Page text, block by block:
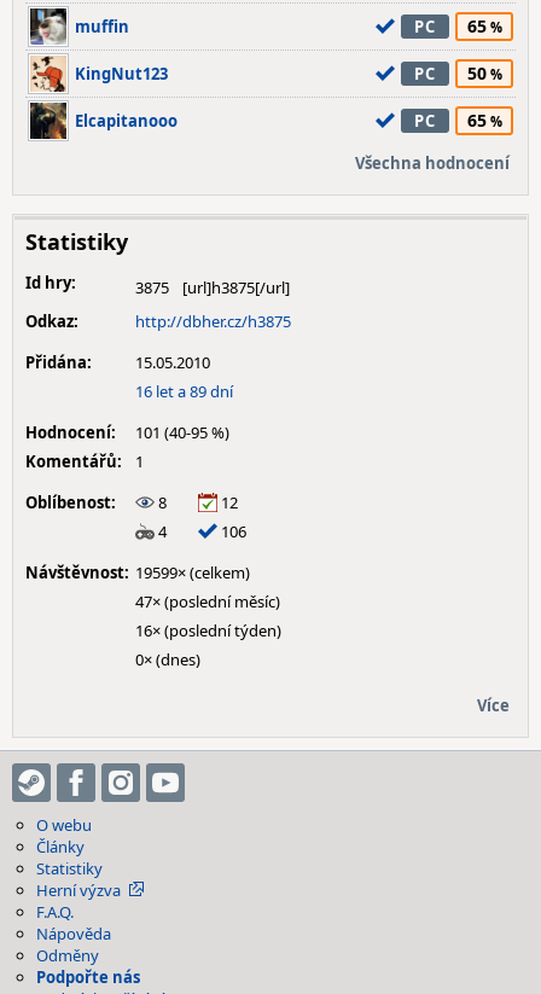
muffin PC 65
KingNut123 PC 50
Elcapitanooo PC 65
Všechna hodnocení
Statistiky
Id hry:
3875
Odkaz:
http://dbher.cz/h3875
Přidána:
15.05.2010
16 let a 89 dní
Hodnocení:
101 (40-95 %)
Komentářů:
1
Oblíbenost:
8
12
4
106
Návštěvnost: 19599× (celkem)
47× (poslední měsíc)
16× (poslední týden)
0× (dnes)
Více
O webu
Články
Statistiky
Herní výzva
F.A.Q.
Nápověda
Odměny
Podpořte nás